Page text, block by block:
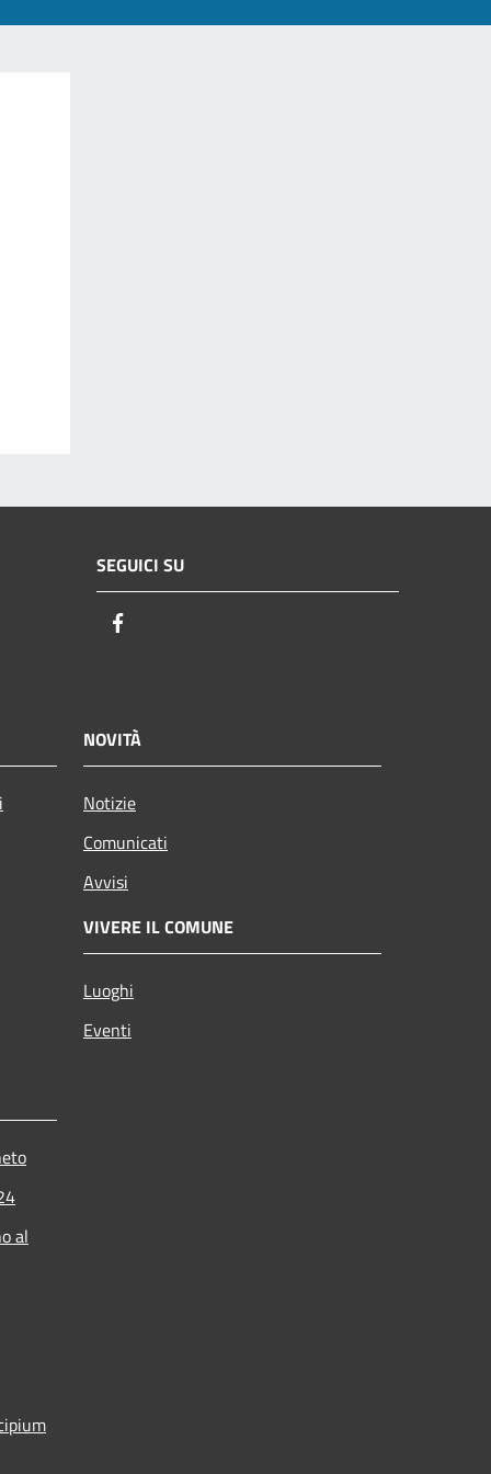
SEGUICI SU
NOVITÀ
Notizie
Comunicati
Avvisi
VIVERE IL COMUNE
Luoghi
Eventi
al